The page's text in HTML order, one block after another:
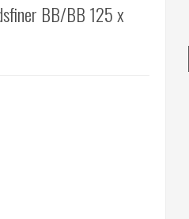
BB/BB 125 x